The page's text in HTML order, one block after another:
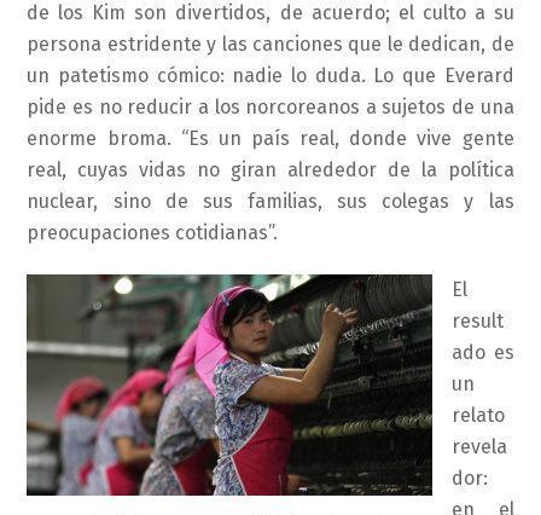
de los Kim son divertidos, de acuerdo; el culto a su
persona estridente y las canciones que le dedican, de
un patetismo cómico: nadie lo duda. Lo que Everard
pide es no reducir a los norcoreanos a sujetos de una
enorme broma. “Es un país real, donde vive gente
real, cuyas vidas no giran alrededor de la política
nuclear, sino de sus familias, sus colegas y las
preocupaciones cotidianas”.
El
result
ado es
un
relato
revela
dor:
en el